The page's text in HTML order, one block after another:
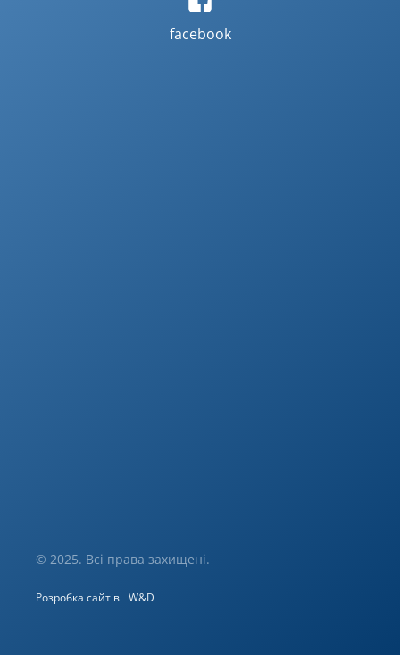
facebook
© 2025. Всі права захищені.
Розробка сайтів W&D